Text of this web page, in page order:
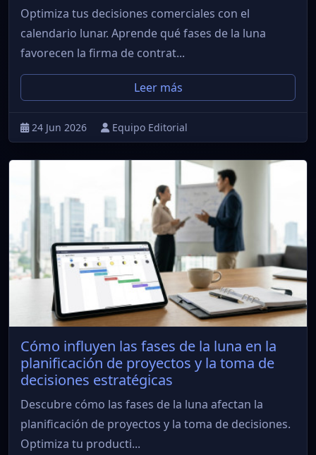
Optimiza tus decisiones comerciales con el
calendario lunar. Aprende qué fases de la luna
favorecen la firma de contrat...
Leer más
24 Jun 2026 Equipo Editorial
Cómo influyen las fases de la luna en la
planificación de proyectos y la toma de
decisiones estratégicas
Descubre cómo las fases de la luna afectan la
planificación de proyectos y la toma de decisiones.
Optimiza tu producti...